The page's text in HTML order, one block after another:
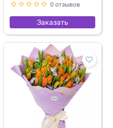
0 отзывов
Заказать